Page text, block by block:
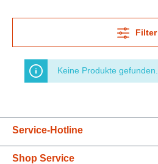
Filter
Keine Produkte gefunden.
Service-Hotline
Shop Service